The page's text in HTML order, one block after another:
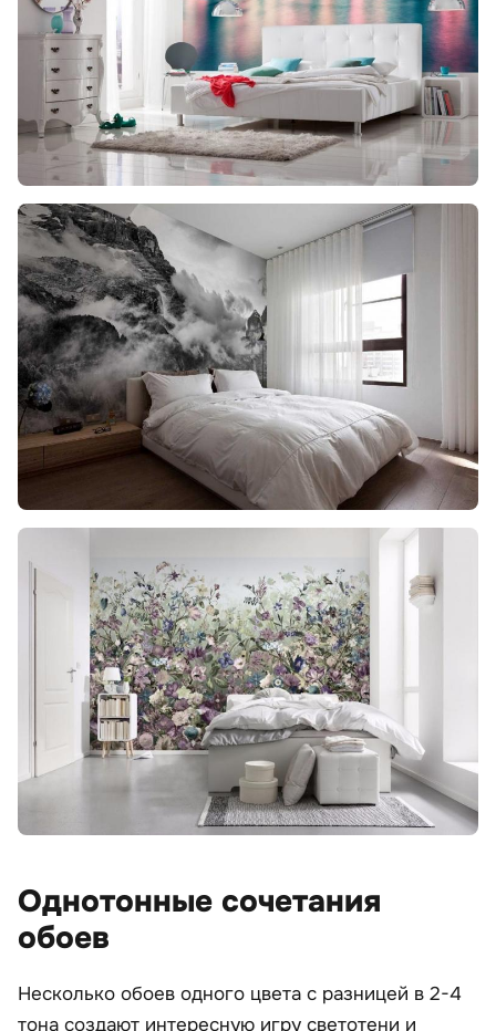
Однотонные сочетания
обоев
Несколько обоев одного цвета с разницей в 2-4
тона создают интересную игру светотени и